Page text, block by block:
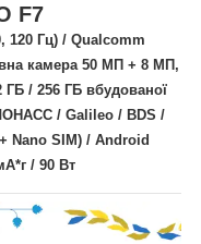
F7
, 120 Гц) / Qualcomm
камера 50 МП + 8 МП ,
/ 256 ГБ вбудованої
/ Galileo / BDS /
Nano SIM) / Android
/ 90 Вт